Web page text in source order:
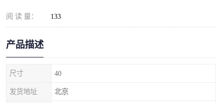
阅 读 量： 133
产品描述
尺寸 40
发货地址 北京